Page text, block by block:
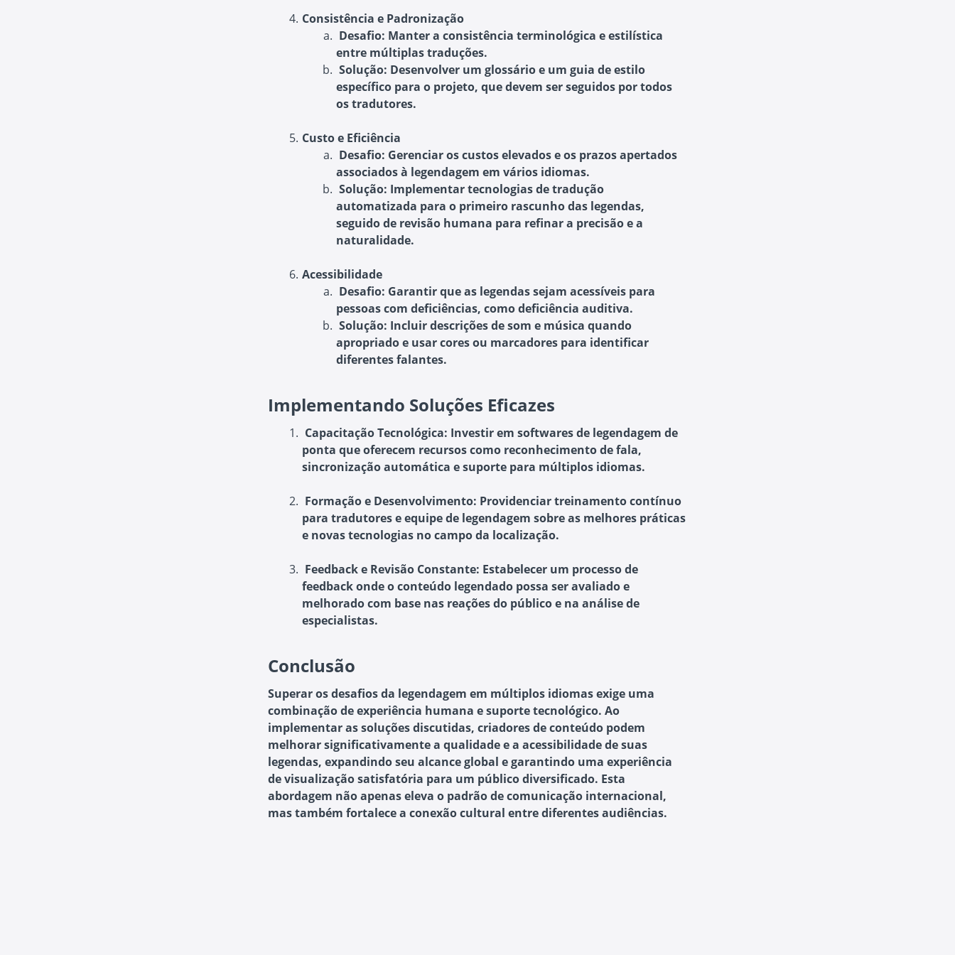
Consistência e Padronização
Desafio: Manter a consistência terminológica e estilística
entre múltiplas traduções.
Solução: Desenvolver um glossário e um guia de estilo
específico para o projeto, que devem ser seguidos por todos
os tradutores.
Custo e Eficiência
Desafio: Gerenciar os custos elevados e os prazos apertados
associados à legendagem em vários idiomas.
Solução: Implementar tecnologias de tradução
automatizada para o primeiro rascunho das legendas,
seguido de revisão humana para refinar a precisão e a
naturalidade.
Acessibilidade
Desafio: Garantir que as legendas sejam acessíveis para
pessoas com deficiências, como deficiência auditiva.
Solução: Incluir descrições de som e música quando
apropriado e usar cores ou marcadores para identificar
diferentes falantes.
Implementando Soluções Eficazes
Capacitação Tecnológica: Investir em softwares de legendagem de
ponta que oferecem recursos como reconhecimento de fala,
sincronização automática e suporte para múltiplos idiomas.
Formação e Desenvolvimento: Providenciar treinamento contínuo
para tradutores e equipe de legendagem sobre as melhores práticas
e novas tecnologias no campo da localização.
Feedback e Revisão Constante: Estabelecer um processo de
feedback onde o conteúdo legendado possa ser avaliado e
melhorado com base nas reações do público e na análise de
especialistas.
Conclusão
Superar os desafios da legendagem em múltiplos idiomas exige uma
combinação de experiência humana e suporte tecnológico. Ao
implementar as soluções discutidas, criadores de conteúdo podem
melhorar significativamente a qualidade e a acessibilidade de suas
legendas, expandindo seu alcance global e garantindo uma experiência
de visualização satisfatória para um público diversificado. Esta
abordagem não apenas eleva o padrão de comunicação internacional,
mas também fortalece a conexão cultural entre diferentes audiências.